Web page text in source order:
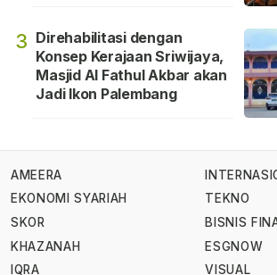
3 Direhabilitasi dengan
Konsep Kerajaan Sriwijaya,
Masjid Al Fathul Akbar akan
Jadi Ikon Palembang
AMEERA
EKONOMI SYARIAH
SKOR
KHAZANAH
IQRA
TEKNO
BISNIS
ESGNOW
VISUAL